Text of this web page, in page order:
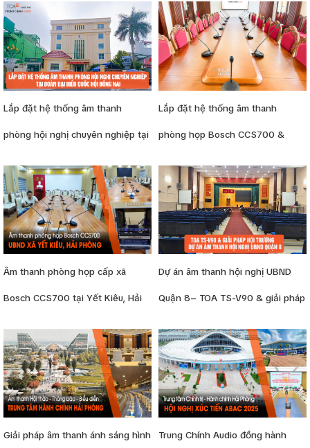
Lắp đặt hệ thống âm thanh
phòng hội nghị chuyên nghiệp tại
Lắp đặt hệ thống âm thanh
phòng họp Bosch CCS700 &
Việt Tiến (Hưng Yên)
Âm thanh phòng họp cấp xã
Bosch CCS700 tại Yết Kiêu, Hải
Dự án âm thanh hội nghị UBND
Quận 8– TOA TS-V90 & giải pháp
Giải pháp âm thanh ánh sáng hình Trung Chính Audio đồng hành